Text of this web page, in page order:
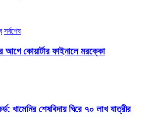
সর্বশেষ
আগে কোয়ার্টার ফাইনালে মরক্কো
খামেনির শেষবিদায় ঘিরে ৭০ লাখ যাত্রীর